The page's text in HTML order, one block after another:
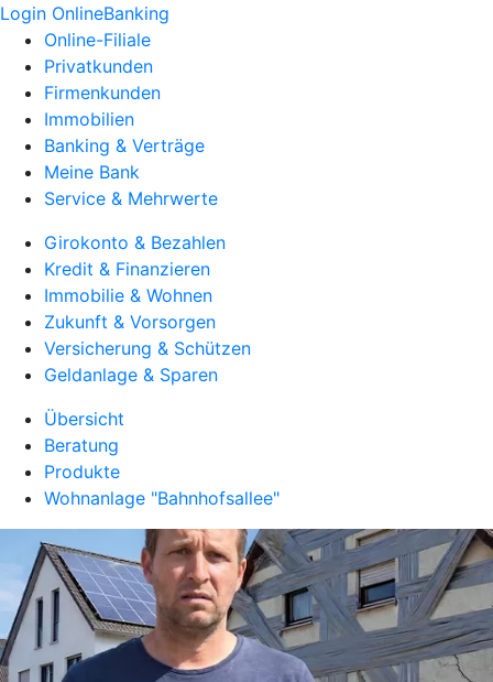
Login OnlineBanking
Online-Filiale
Privatkunden
Firmenkunden
Immobilien
Banking & Verträge
Meine Bank
Service & Mehrwerte
Girokonto & Bezahlen
Kredit & Finanzieren
Immobilie & Wohnen
Zukunft & Vorsorgen
Versicherung & Schützen
Geldanlage & Sparen
Übersicht
Beratung
Produkte
Wohnanlage "Bahnhofsallee"